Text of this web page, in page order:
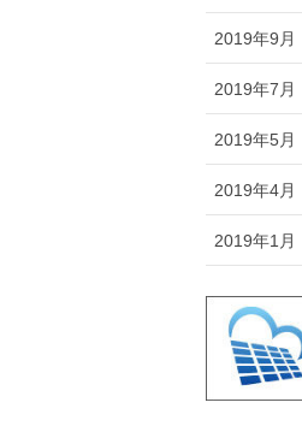
2019年9月
2019年7月
2019年5月
2019年4月
2019年1月